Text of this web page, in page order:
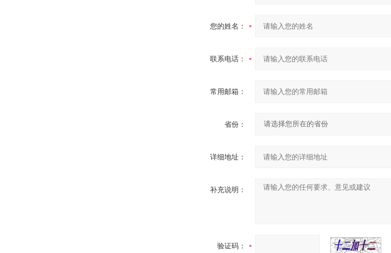
您的姓名：
联系电话：
常用邮箱：
省份：
详细地址：
补充说明：
验证码：